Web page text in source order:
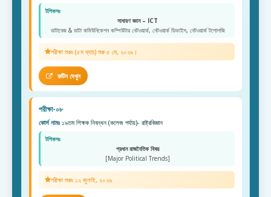
টপিকসঃ
সাধারণ জ্ঞান – ICT
ডাটাবেজ & ডাটা কমিউনিকেশন কম্পিউটার নেটওয়ার্ক, নেটওয়ার্ক ডিভাইস, নেটওয়ার্ক টপোলজি
পরীক্ষা শুরুঃ (৫ম ব্যাচ) শুরু ৫ মে, ২০২৬।
রুটিন দেখুন
পরীক্ষা-০৮
কোর্স নামঃ ১৯তম শিক্ষক নিবন্ধন (কলেজ পর্যায়)- রাষ্ট্রবিজ্ঞান
টপিকসঃ
প্রধান রাজনৈতিক বিষয়
[Major Political Trends]
পরীক্ষা শুরুঃ ১২ জুলাই, ২০২৬